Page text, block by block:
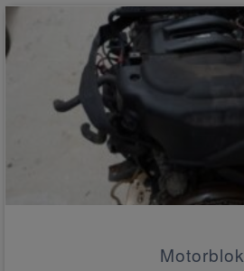
Motorblok